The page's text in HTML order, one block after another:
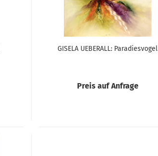
GISELA UEBERALL: Paradiesvogel
Preis auf Anfrage